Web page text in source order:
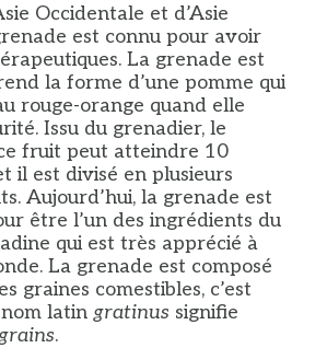
Occidentale et d’Asie
est connu pour avoir
La grenade est
la forme d’une pomme qui
rouge-orange quand elle
Issu du grenadier, le
fruit peut atteindre 10
il est divisé en plusieurs
Aujourd’hui, la grenade est
être l’un des ingrédients du
qui est très apprécié à
La grenade est composé
graines comestibles, c’est
latin gratinus signifie
.